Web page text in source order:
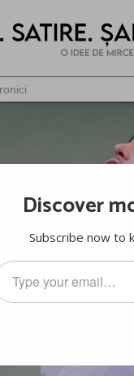
Discover
Subscribe now to